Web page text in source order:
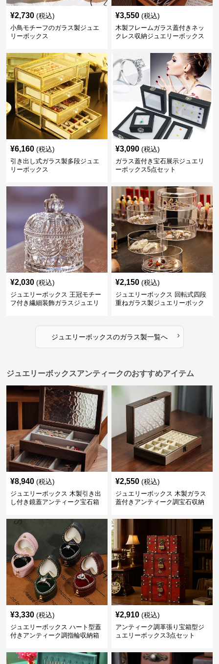
¥2,730 (税込)
小鳥モチーフのガラス製ジュエ
リーボックス
¥3,550 (税込)
木製フレームガラス蓋付きネッ
クレス収納ジュエリーボックス
¥6,160 (税込)
引き出し式ガラス製多段ジュエ
リーボックス
¥3,090 (税込)
ガラス蓋付き宝石展示ジュエリ
ーボックス5点セット
¥2,030 (税込)
ジュエリーボックス 王冠モチー
フ付き繊細装飾ガラスジュエリ
¥2,150 (税込)
ジュエリーボックス 回転式四段
重ねガラス製ジュエリーボック
ジュエリーボックスのガラス製一覧へ ›
ジュエリーボックスアンティークのおすすめアイテム
¥8,940 (税込)
ジュエリーボックス 木製引き出
し付き鏡蓋アンティーク宝石箱
¥2,550 (税込)
ジュエリーボックス 木製ガラス
蓋付きアンティーク調宝石収納
¥3,330 (税込)
ジュエリーボックス ハート型蓋
付きアンティーク調指輪収納箱
¥2,910 (税込)
アンティーク調革張り宝箱型ジ
ュエリーボックス3点セット